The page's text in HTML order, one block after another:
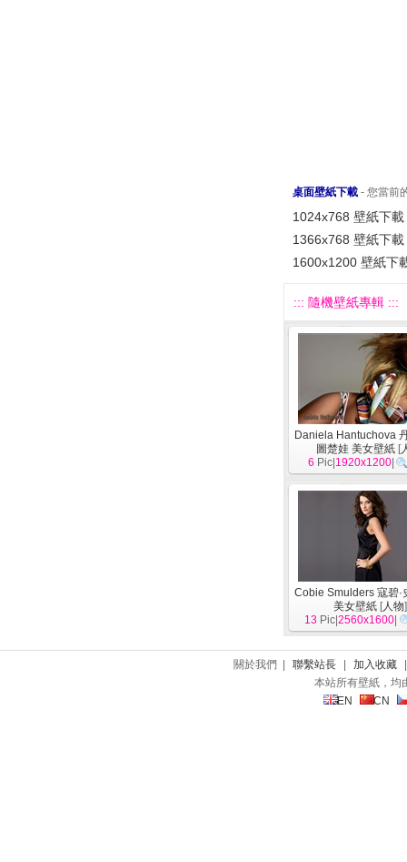
桌面壁紙下載 - 您當前
1024x768 壁紙下載
1366x768 壁紙下載
1600x1200 壁紙下
::: 隨機壁紙專輯 :::
Daniela Hantuchova
圖楚娃 美女壁紙 [
6 Pic| 1920x1200
Cobie Smulders 寇碧·
美女壁紙 [人物]
13 Pic|2560x1600
關於我們 | 聯繫站長 加入收藏
本站所有壁紙，均
EN
CN